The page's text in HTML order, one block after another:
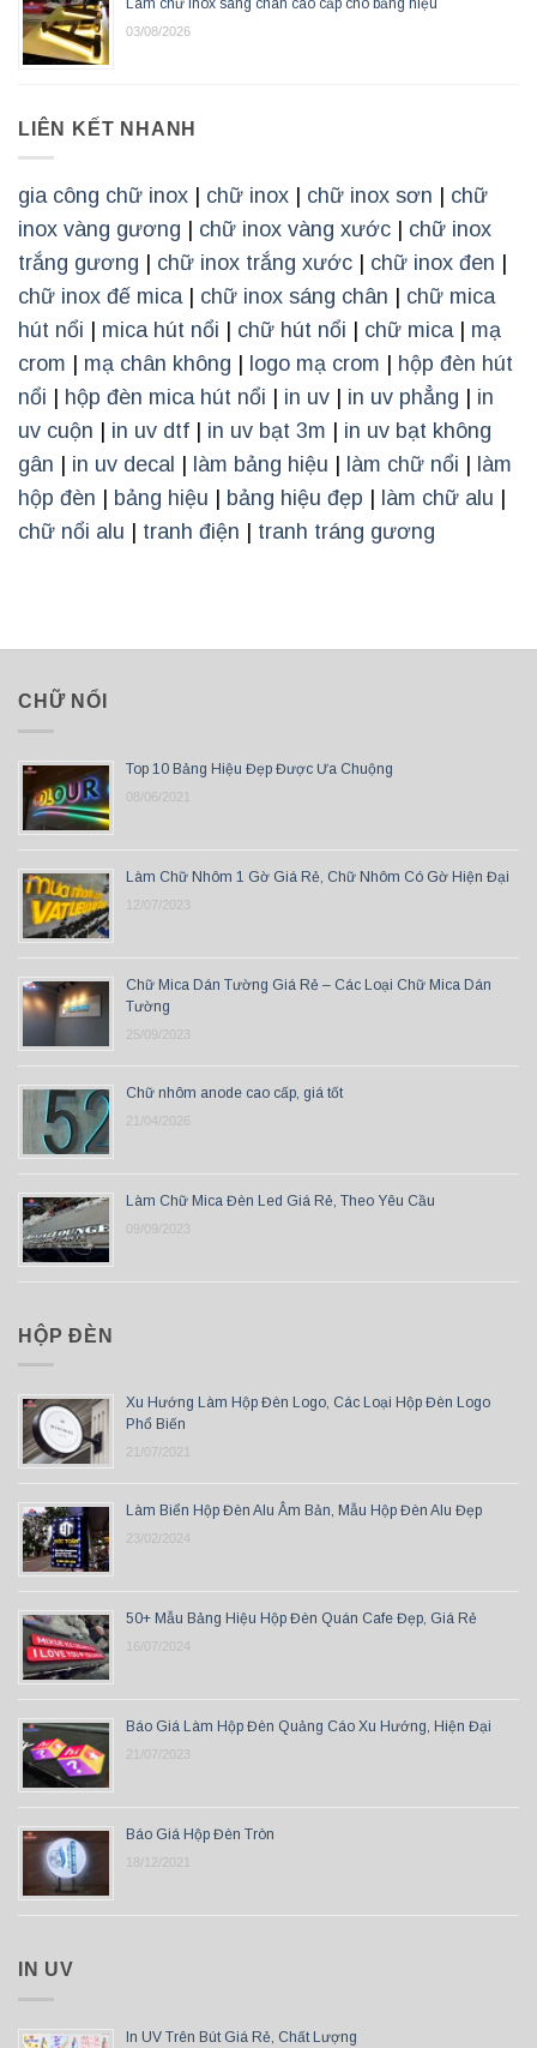
Làm chữ inox sáng chân cao cấp cho bảng hiệu
03/08/2026
LIÊN KẾT NHANH
gia công chữ inox chữ inox chữ inox sơn
chữ
inox vàng gương
chữ inox vàng xước
chữ inox
trắng gương
chữ inox trắng xước chữ inox đen
chữ inox đế mica| chữ inox sáng chân
chữ mica
hút nổi
mica hút nổi chữ hút nổi chữ mica| mạ
crom
mạ chân không logo mạ crom
hộp đèn hút
nổi
hộp đèn mica hút nổi in uv in uv phẳng
in
uv cuộn
in uv dtf in uv bạt 3m
in uv bạt không
gân
in uv decal làm bảng hiệu làm chữ nổi
làm
hộp đèn
bảng hiệu bảng hiệu đẹp làm chữ alu
chữ nổi alu
tranh điện tranh tráng gương
CHỮ NỔI
Top 10 Bảng Hiệu Đẹp Được Ưa Chuộng
08/06/2021
Làm Chữ Nhôm 1 Gờ Giá Rẻ, Chữ Nhôm Có Gờ Hiện Đại
12/07/2023
Chữ Mica Dán Tường Giá Rẻ – Các Loại Chữ Mica Dán
Tường
25/09/2023
Chữ nhôm anode cao cấp, giá tốt
21/04/2026
Làm Chữ Mica Đèn Led Giá Rẻ, Theo Yêu Cầu
09/09/2023
HỘP ĐÈN
Xu Hướng Làm Hộp Đèn Logo, Các Loại Hộp Đèn Logo
Phổ Biến
21/07/2021
Làm Biển Hộp Đèn Alu Âm Bản, Mẫu Hộp Đèn Alu Đẹp
23/02/2024
50+ Mẫu Bảng Hiệu Hộp Đèn Quán Cafe Đẹp, Giá Rẻ
16/07/2024
Báo Giá Làm Hộp Đèn Quảng Cáo Xu Hướng, Hiện Đại
21/07/2023
Báo Giá Hộp Đèn Tròn
18/12/2021
IN UV
In UV Trên Bút Giá Rẻ, Chất Lượng